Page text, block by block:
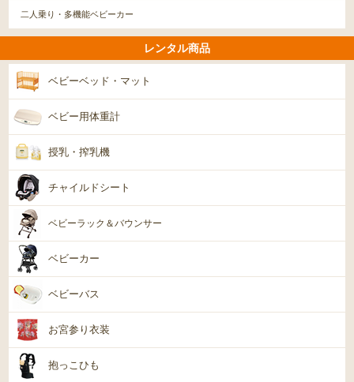
二人乗り・多機能ベビーカー
レンタル商品
ベビーベッド・マット
ベビー用体重計
授乳・搾乳機
チャイルドシート
ベビーラック＆バウンサー
ベビーカー
ベビーバス
お宮参り衣装
抱っこひも